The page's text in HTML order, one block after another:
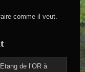
comme il veut.
de l’OR à